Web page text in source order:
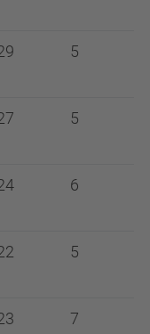
5
5
6
5
7